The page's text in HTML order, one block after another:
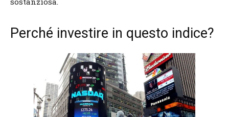
Perché investire in questo indice?